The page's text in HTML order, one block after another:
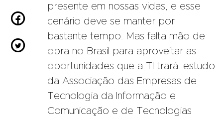


presente em nossas vidas, e esse
cenário deve se manter por
bastante tempo. Mas falta mão de
obra no Brasil para aproveitar as
oportunidades que a TI trará: estudo
da Associação das Empresas de
Tecnologia da Informação e
Comunicação e de Tecnologias